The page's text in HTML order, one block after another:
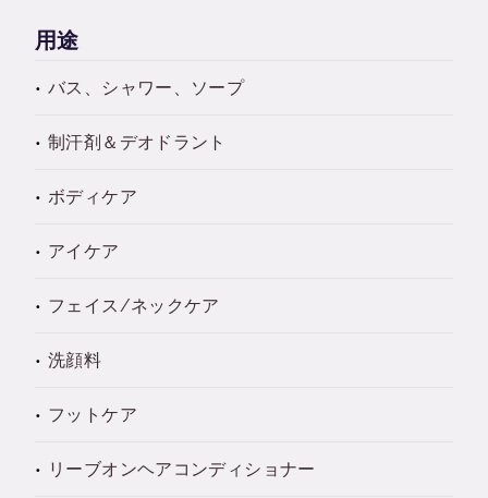
用途
バス、シャワー、ソープ
制汗剤＆デオドラント
ボディケア
アイケア
フェイス/ネックケア
洗顔料
フットケア
リーブオンヘアコンディショナー